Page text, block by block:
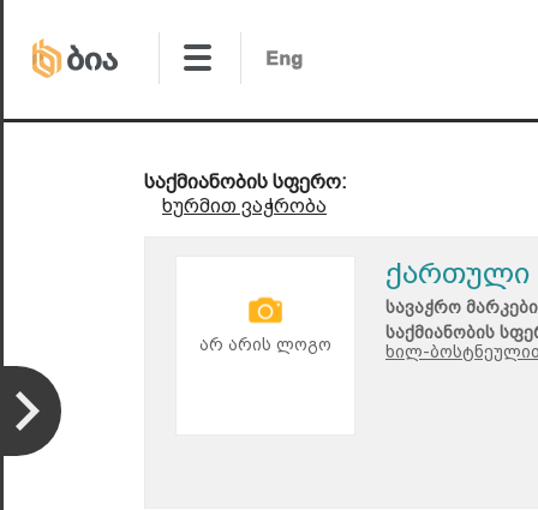
საქმიანობის სფერო:
ხურმით ვაჭრობა
არ არის ლოგო
ქართული
სავაჭრო
საქმიანობის
ხილ-